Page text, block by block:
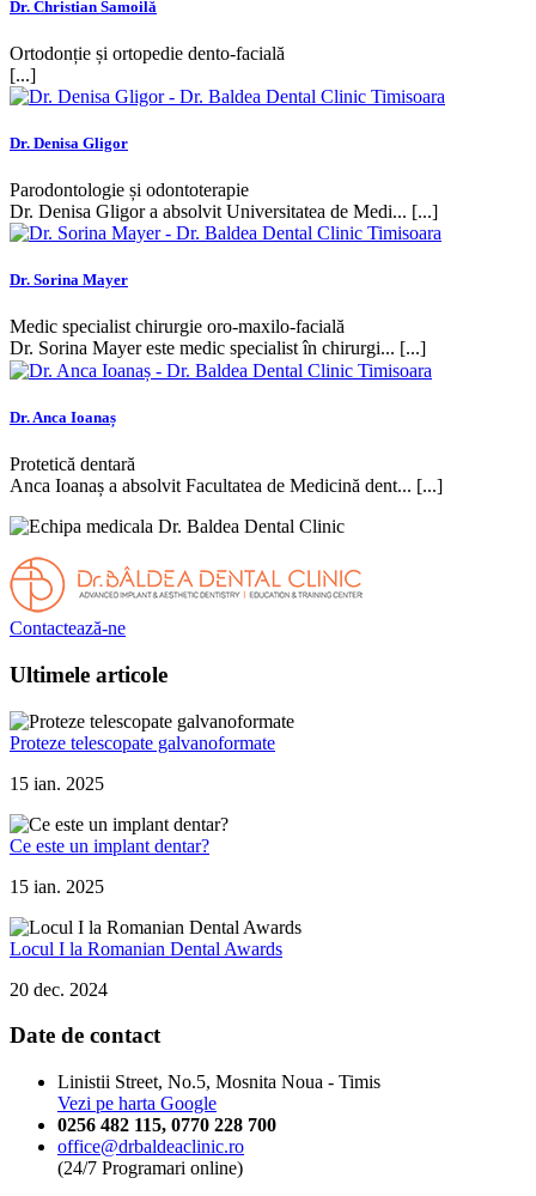
Dr. Christian Samoilă
Ortodonție și ortopedie dento-facială
[...]
Dr. Denisa Gligor
Parodontologie și odontoterapie
Dr. Denisa Gligor a absolvit Universitatea de Medi... [...]
Dr. Sorina Mayer
Medic specialist chirurgie oro-maxilo-facială
Dr. Sorina Mayer este medic specialist în chirurgi... [...]
Dr. Anca Ioanaș
Protetică dentară
Anca Ioanaș a absolvit Facultatea de Medicină dent... [...]
Contactează-ne
Ultimele articole
Proteze telescopate galvanoformate
15 ian. 2025
Ce este un implant dentar?
15 ian. 2025
Locul I la Romanian Dental Awards
20 dec. 2024
Date de contact
Linistii Street, No.5, Mosnita Noua - Timis
Vezi pe harta Google
0256 482 115, 0770 228 700
office@drbaldeaclinic.ro
(24/7 Programari online)